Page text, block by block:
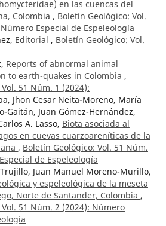
en las cuencas del
Colombia , Boletín Geológico: Vol.
Especial de Espeleología
Editorial , Boletín Geológico: Vol.
Reports of abnormal animal
to earth-quakes in Colombia ,
51 Núm. 1 (2024):
Jhon Cesar Neita-Moreno, María
Gaitán, Juan Gómez-Hernández,
A. Lasso, Biota asociada al
en cuevas cuarzoareníticas de la
, Boletín Geológico: Vol. 51 Núm.
de Espeleología
Juan Manuel Moreno-Murillo,
y espeleológica de la meseta
Norte de Santander, Colombia ,
51 Núm. 2 (2024): Número